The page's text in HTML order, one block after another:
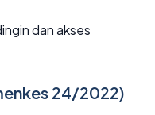
dan akses
24/2022)